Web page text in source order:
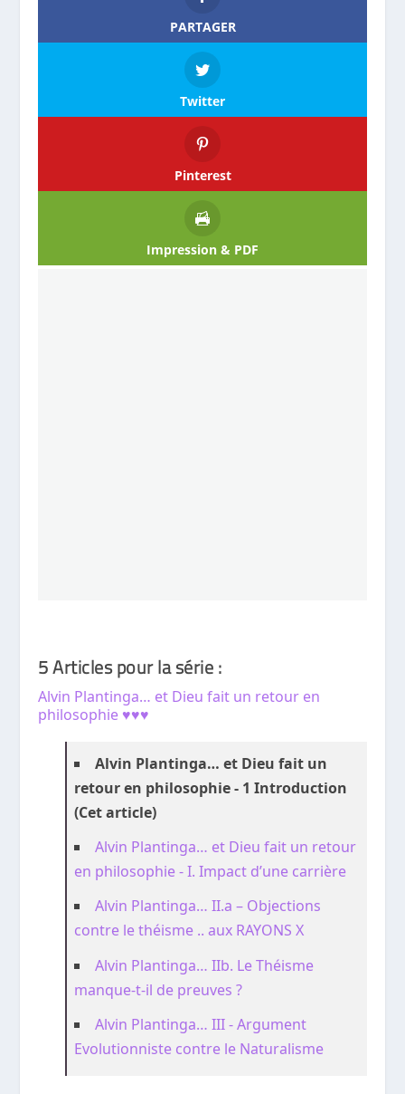
PARTAGER
Twitter
Pinterest
Impression & PDF
5 Articles pour la série :
Alvin Plantinga… et Dieu fait un retour en
philosophie ♥♥♥
Alvin Plantinga… et Dieu fait un
retour en philosophie - 1 Introduction
(Cet article)
Alvin Plantinga… et Dieu fait un retour
en philosophie - I. Impact d’une carrière
Alvin Plantinga… II.a – Objections
contre le théisme .. aux RAYONS X
Alvin Plantinga… IIb. Le Théisme
manque-t-il de preuves ?
Alvin Plantinga… III - Argument
Evolutionniste contre le Naturalisme